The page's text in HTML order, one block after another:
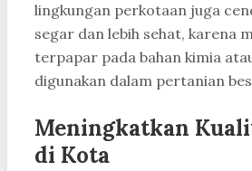
lingkungan perkotaan juga
segar dan lebih sehat, karena
terpapar pada bahan kimia
digunakan dalam pertanian
Meningkatkan
di Kota